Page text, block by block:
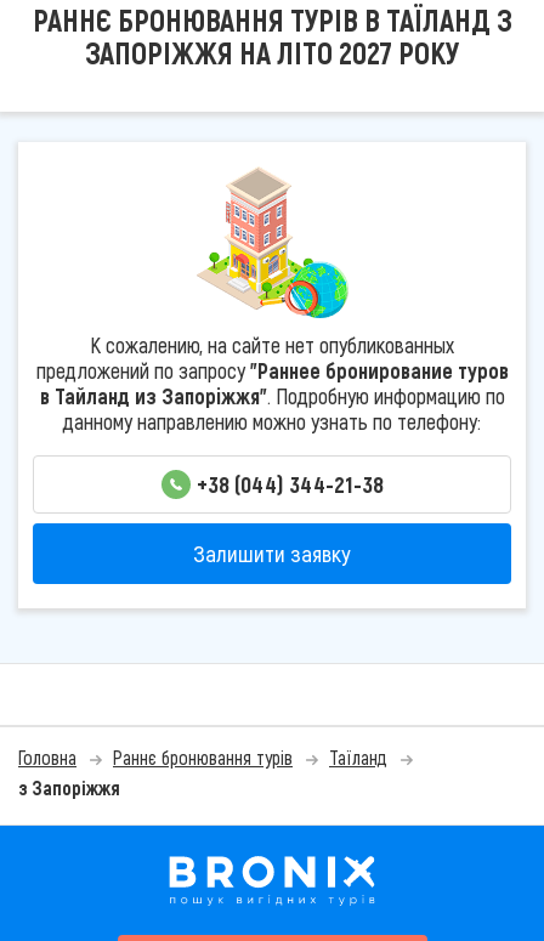
РАННЄ БРОНЮВАННЯ ТУРІВ В ТАЇЛАНД З
ЗАПОРІЖЖЯ НА ЛІТО 2027 РОКУ
К сожалению, на сайте нет опубликованных
предложений по запросу"Раннее бронирование туров
в Тайланд из Запоріжжя". Подробную информацию по
данному направлению можно узнать по телефону:
+38 (044) 344-21-38
Залишити заявку
Головна Раннє бронювання турів
Таїланд
з Запоріжжя